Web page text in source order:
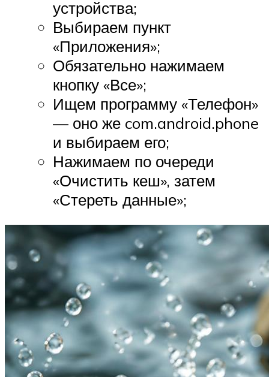
устройства;
Выбираем пункт
«Приложения»;
Обязательно нажимаем
кнопку «Все»;
Ищем программу «Телефон»
— оно же com.android.phone
и выбираем его;
Нажимаем по очереди
«Очистить кеш», затем
«Стереть данные»;